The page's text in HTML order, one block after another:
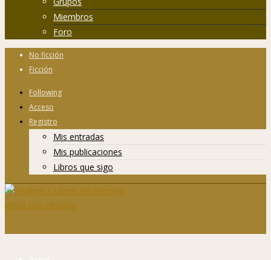
Miembros
Foro
No ficción
Ficción
Following
Acceso
Registro
Mis entradas
Mis publicaciones
Libros que sigo